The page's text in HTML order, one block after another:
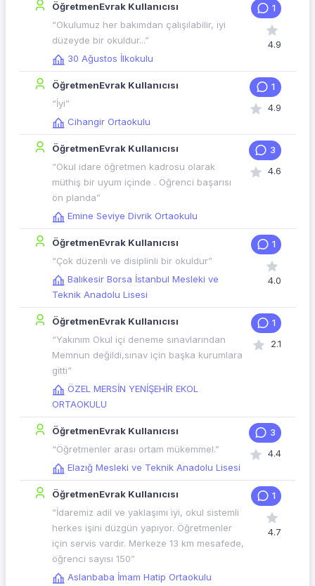
ÖğretmenEvrak Kullanıcısı
“Okulumuz her bakımdan çalışılabilir, iyi
düzeyde bir okuldur...”
30 Ağustos İlkokulu
1
4.9
ÖğretmenEvrak Kullanıcısı
“İyi”
Cihangir Ortaokulu
1
4.9
ÖğretmenEvrak Kullanıcısı
“Okul idare öğretmen kadrosu olarak
müthiş bir uyum içinde . Öğrenci başarısı
ön planda”
Emine Seviye Divrik Ortaokulu
3
4.6
ÖğretmenEvrak Kullanıcısı
“Çok düzenli ve disiplinli bir okuldur”
Balıkesir Borsa İstanbul Mesleki ve
Teknik Anadolu Lisesi
1
4.0
ÖğretmenEvrak Kullanıcısı
“Yakınım Okul içi deneme sınavlarından
Memnun değildi,sınav için başka kurumlara
gitti”
ÖZEL MERSİN YENİŞEHİR EKOL
ORTAOKULU
1
2.1
ÖğretmenEvrak Kullanıcısı
“Öğretmenler arası ortam mükemmel.”
Elazığ Mesleki ve Teknik Anadolu Lisesi
3
4.4
ÖğretmenEvrak Kullanıcısı
“İdaremiz adil ve yaklaşımı iyi, okul sistemli
herkes işini düzgün yapıyor. Öğretmenler
için servis vardır. Merkeze 13 km mesafede,
öğrenci sayısı 150”
Aslanbaba İmam Hatip Ortaokulu
1
4.7